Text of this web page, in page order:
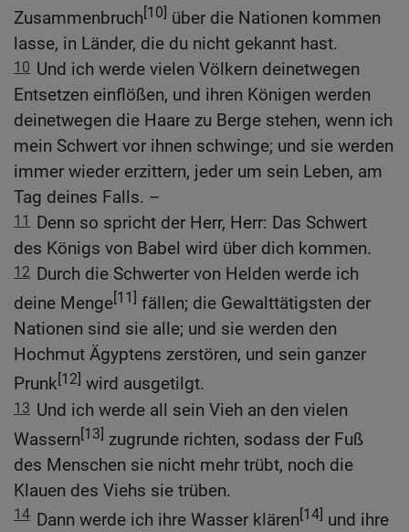
Zusammenbruch[10] über die Nationen kommen
lasse, in Länder, die du nicht gekannt hast.
10 Und ich werde vielen Völkern deinetwegen
Entsetzen einflößen, und ihren Königen werden
deinetwegen die Haare zu Berge stehen, wenn ich
mein Schwert vor ihnen schwinge; und sie werden
immer wieder erzittern, jeder um sein Leben, am
Tag deines Falls. –
11 Denn so spricht der Herr, Herr: Das Schwert
des Königs von Babel wird über dich kommen.
12 Durch die Schwerter von Helden werde ich
deine Menge[11] fällen; die Gewalttätigsten der
Nationen sind sie alle; und sie werden den
Hochmut Ägyptens zerstören, und sein ganzer
Prunk[12] wird ausgetilgt.
13 Und ich werde all sein Vieh an den vielen
Wassern[13] zugrunde richten, sodass der Fuß
des Menschen sie nicht mehr trübt, noch die
Klauen des Viehs sie trüben.
14 Dann werde ich ihre Wasser klären[14] und ihre